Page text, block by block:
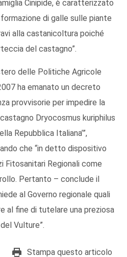
Cinipide, è caratterizzato
di galle sulle piante
alla castanicoltura poiché
del castagno”.
delle Politiche Agricole
ha emanato un decreto
provvisorie per impedire la
Dryocosmus kuriphilus
Repubblica Italiana’”,
che “in detto dispositivo
Fitosanitari Regionali come
Pertanto – conclude il
al Governo regionale quali
al fine di tutelare una preziosa
Vulture”.
Stampa questo articolo